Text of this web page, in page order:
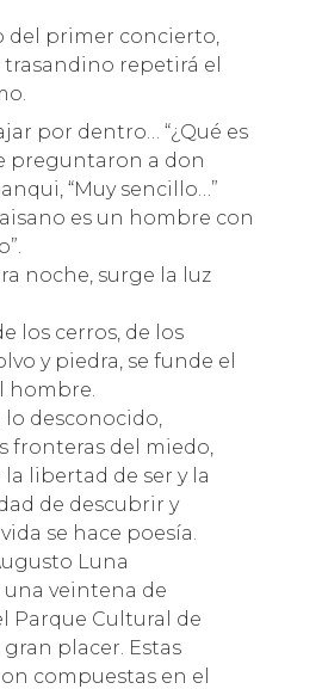
repetirá el
por dentro… “¿Qué es
preguntaron a don
“Muy sencillo…”
es un hombre con
noche, surge la luz
los cerros, de los
y piedra, se funde el
hombre.
lo desconocido,
fronteras del miedo,
libertad de ser y la
de descubrir y
se hace poesía.
Luna
veintena de
Parque Cultural de
placer. Estas
compuestas en el